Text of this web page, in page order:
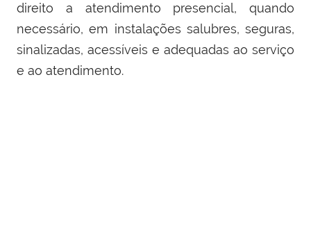
direito a atendimento presencial, quando
necessário, em instalações salubres, seguras,
sinalizadas, acessíveis e adequadas ao serviço
e ao atendimento.